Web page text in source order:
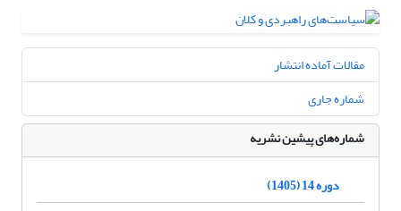
مقالات آماده انتشار
شماره جاری
شماره‌های پیشین نشریه
دوره 14 (1405)